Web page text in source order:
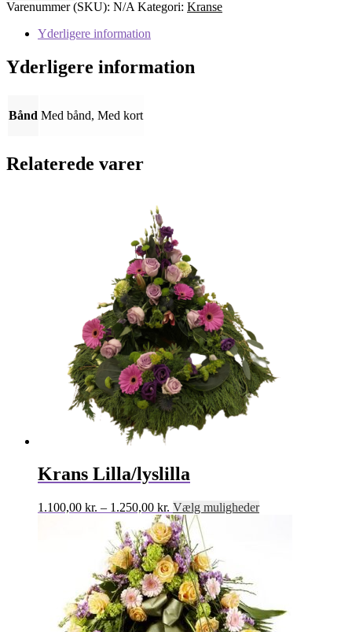
Varenummer (SKU): N/A Kategori: Kranse
Yderligere information
Yderligere information
Bånd Med bånd, Med kort
Relaterede varer
Krans Lilla/lyslilla
1.100,00 kr. – 1.250,00 kr. Prisinterval:
1.100,00 kr.
til
1.250,00 kr.
Vælg mulighederDette
vælges
på